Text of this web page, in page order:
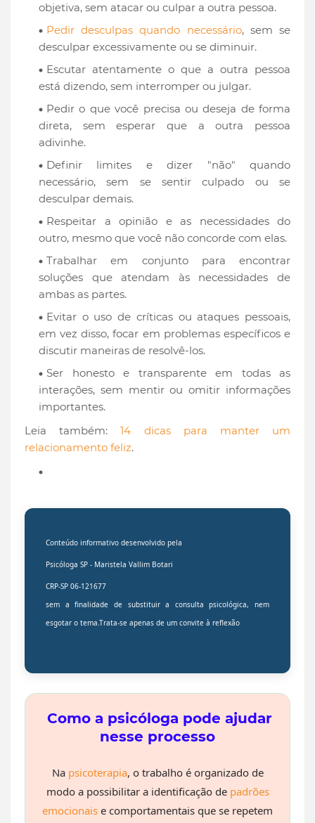
objetiva, sem atacar ou culpar a outra pessoa.
Pedir desculpas quando necessário, sem se
desculpar excessivamente ou se diminuir.
Escutar atentamente o que a outra pessoa
está dizendo, sem interromper ou julgar.
Pedir o que você precisa ou deseja de forma
direta, sem esperar que a outra pessoa
adivinhe.
Definir limites e dizer "não" quando
necessário, sem se sentir culpado ou se
desculpar demais.
Respeitar a opinião e as necessidades do
outro, mesmo que você não concorde com elas.
Trabalhar em conjunto para encontrar
soluções que atendam às necessidades de
ambas as partes.
Evitar o uso de críticas ou ataques pessoais,
em vez disso, focar em problemas específicos e
discutir maneiras de resolvê-los.
Ser honesto e transparente em todas as
interações, sem mentir ou omitir informações
importantes.
Leia também:14 dicas para manter um
relacionamento feliz.
Conteúdo informativo desenvolvido pela
Psicóloga SP - Maristela Vallim Botari
CRP-SP 06-121677
sem a finalidade de substituir a consulta psicológica, nem
esgotar o tema.Trata-se apenas de um convite à reflexão
Como a psicóloga pode ajudar
nesse processo
Na psicoterapia, o trabalho é organizado de
modo a possibilitar a identificação de padrões
emocionais e comportamentais que se repetem